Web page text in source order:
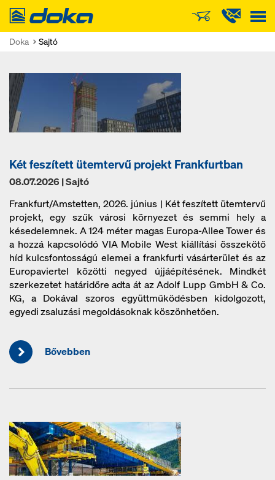
Doka
Doka Sajtó
Két feszített ütemtervű projekt Frankfurtban
08.07.2026 | Sajtó
Frankfurt/Amstetten, 2026. június | Két feszített ütemtervű
projekt, egy szűk városi környezet és semmi hely a
késedelemnek. A 124 méter magas Europa-Allee Tower és
a hozzá kapcsolódó VIA Mobile West kiállítási összekötő
híd kulcsfontosságú elemei a frankfurti vásárterület és az
Europaviertel közötti negyed újjáépítésének. Mindkét
szerkezetet határidőre adta át az Adolf Lupp GmbH & Co.
KG, a Dokával szoros együttműködésben kidolgozott,
egyedi zsaluzási megoldásoknak köszönhetően.
Bővebben